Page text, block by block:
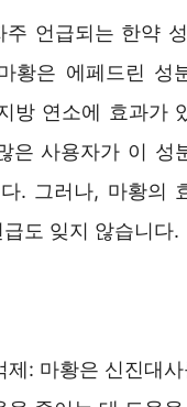
주 언급되는 한약
황은 에페드린 성
방 연소에 효과가
은 사용자가 이 성
. 그러나, 마황의
도 잊지 않습니다.
제: 마황은 신진대